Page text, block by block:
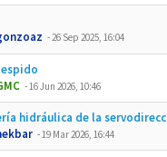
-26 Sep 2025, 16:04
-16 Jun 2026, 10:46
hidráulica de la
-19 Mar 2026, 16:44